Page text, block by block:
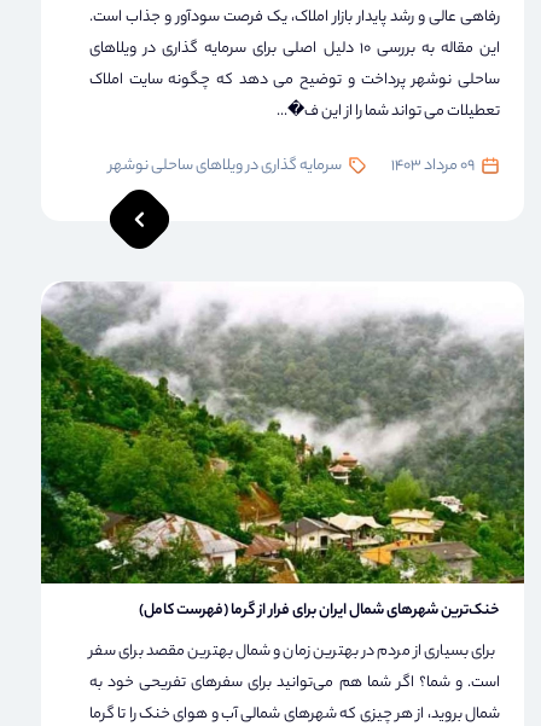
رفاهی عالی و رشد پایدار بازار املاک، یک فرصت سودآور و جذاب است.
این مقاله به بررسی 10 دلیل اصلی برای سرمایه گذاری در ویلاهای
ساحلی نوشهر پرداخت و توضیح می دهد که چگونه سایت املاک
تعطیلات می تواند شما را از این ف�...
09 مرداد 1403 سرمایه گذاری در ویلاهای ساحلی نوشهر
خنک‌ترین شهرهای شمال ایران برای فرار از گرما (فهرست کامل)
برای بسیاری از مردم در بهترین زمان و شمال بهترین مقصد برای سفر
است. و شما؟ اگر شما هم می‌توانید برای سفرهای تفریحی خود به
شمال بروید، از هر چیزی که شهرهای شمالی آب و هوای خنک را تا گرما